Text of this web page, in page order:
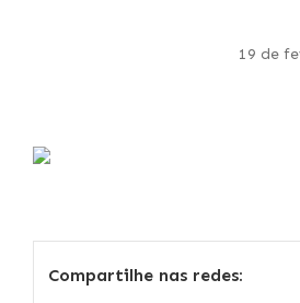
19 de
Compartilhe nas redes: